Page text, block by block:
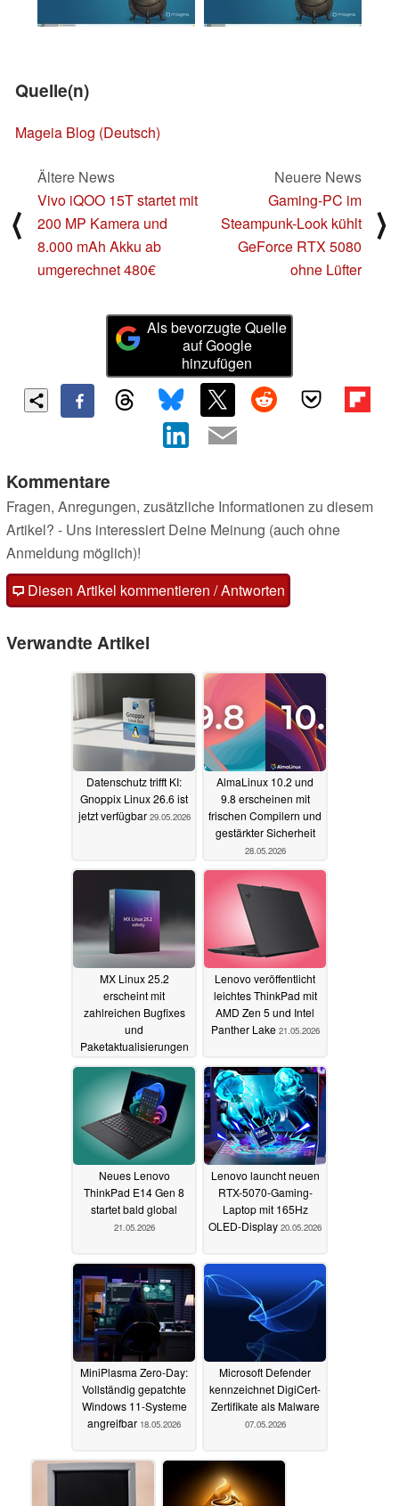
Quelle(n)
Mageia Blog (Deutsch)
⟨
Ältere News
Vivo iQOO 15T startet mit
200 MP Kamera und
8.000 mAh Akku ab
umgerechnet 480€
Neuere News
Gaming-PC im
Steampunk-Look kühlt
GeForce RTX 5080
ohne Lüfter
⟩
Als bevorzugte Quelle
auf Google
hinzufügen
Kommentare
Fragen, Anregungen, zusätzliche Informationen zu diesem
Artikel? - Uns interessiert Deine Meinung (auch ohne
Anmeldung möglich)!
Diesen Artikel kommentieren / Antworten
Verwandte Artikel
Datenschutz trifft KI:
Gnoppix Linux 26.6 ist
jetzt verfügbar 29.05.2026
AlmaLinux 10.2 und
9.8 erscheinen mit
frischen Compilern und
gestärkter Sicherheit
28.05.2026
MX Linux 25.2
erscheint mit
zahlreichen Bugfixes
und
Paketaktualisierungen
26.05.2026
Lenovo veröffentlicht
leichtes ThinkPad mit
AMD Zen 5 und Intel
Panther Lake 21.05.2026
Neues Lenovo
ThinkPad E14 Gen 8
startet bald global
21.05.2026
Lenovo launcht neuen
RTX-5070-Gaming-
Laptop mit 165Hz
OLED-Display 20.05.2026
MiniPlasma Zero-Day:
Vollständig gepatchte
Windows 11-Systeme
angreifbar 18.05.2026
Microsoft Defender
kennzeichnet DigiCert-
Zertifikate als Malware
07.05.2026